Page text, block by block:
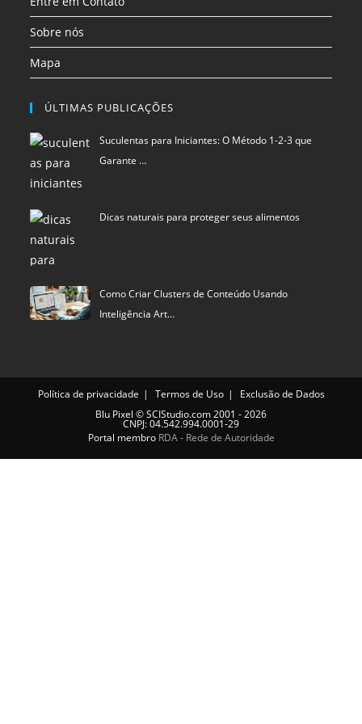
Sobre nós
Mapa
ÚLTIMAS PUBLICAÇÕES
Suculentas para Iniciantes: O Método 1-2-3 que
Garante …
Dicas naturais para proteger seus alimentos
Como Criar Clusters de Conteúdo Usando
Inteligência Art…
Política de privacidade Termos de Uso
Exclusão de Dados
Blu Pixel ©SCIStudio.com2001 - 2026
CNPJ: 04.542.994.0001-29
Portal membro RDA - Rede de Autoridade